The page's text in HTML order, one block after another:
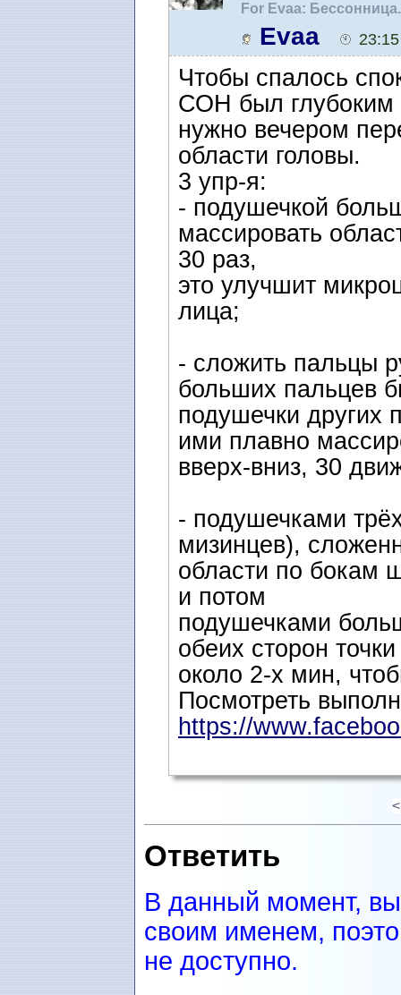
For Evaa:
Evaa 23:15
Чтобы спалось
СОН был глубоким
нужно вечером
области головы.
3 упр-я:
- подушечкой
массировать
30 раз,
это улучшит
лица;
- сложить пальцы
больших пальцев
подушечки других
ими плавно
вверх-вниз, 30
- подушечками
мизинцев),
области по бокам
и потом
подушечками
обеих сторон
около 2-х мин,
Посмотреть
https://
Ответить
В данный момент,
своим именем,
не доступно.